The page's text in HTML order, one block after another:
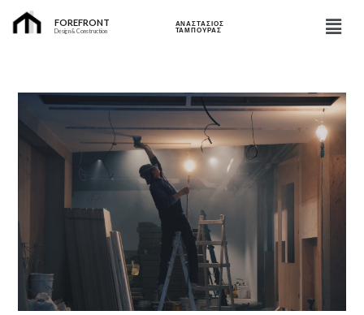
FOREFRONT
Design & Construction
ΑΝΑΣΤΑΣΙΟΣ
ΤΑΜΠΟΥΡΑΣ